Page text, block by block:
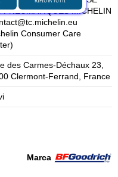
PNEUMATIQUES MICHELIN
Consumer Care
des Carmes-Déchaux 23,
Clermont-Ferrand, France
Marca